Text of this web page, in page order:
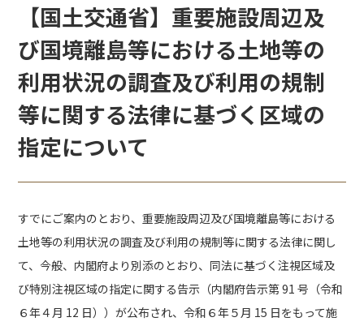
【国土交通省】重要施設周辺及
び国境離島等における土地等の
利用状況の調査及び利用の規制
等に関する法律に基づく区域の
指定について
すでにご案内のとおり、重要施設周辺及び国境離島等における
土地等の利用状況の調査及び利用の規制等に関する法律に関し
て、今般、内閣府より別添のとおり、同法に基づく注視区域及
び特別注視区域の指定に関する告示（内閣府告示第 91 号（令和
６年４月 12 日））が公布され、令和６年５月 15 日をもって施